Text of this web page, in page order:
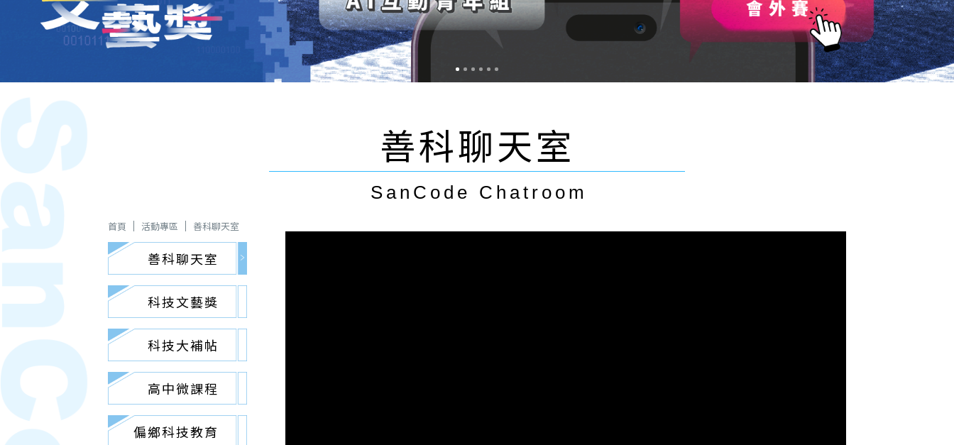
善科聊天室
SanCode Chatroom
首頁 活動專區 善科聊天室
善科聊天室
科技文藝獎
科技大補帖
高中微課程
偏鄉科技教育